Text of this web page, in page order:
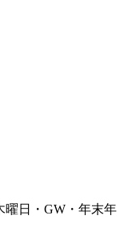
曜日・GW・年末年